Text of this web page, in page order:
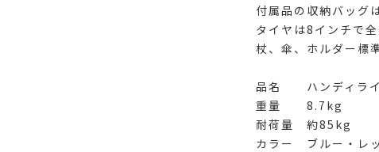
付属品の収納バッグ
タイヤは8インチで全
杖、傘、ホルダー標
品名 ハンディラ
重量 8.7kg
耐荷量 約85kg
カラー ブルー・レ